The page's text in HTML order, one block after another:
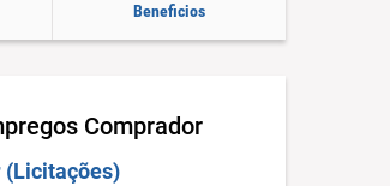
Beneficios
Comprador
(Licitações)